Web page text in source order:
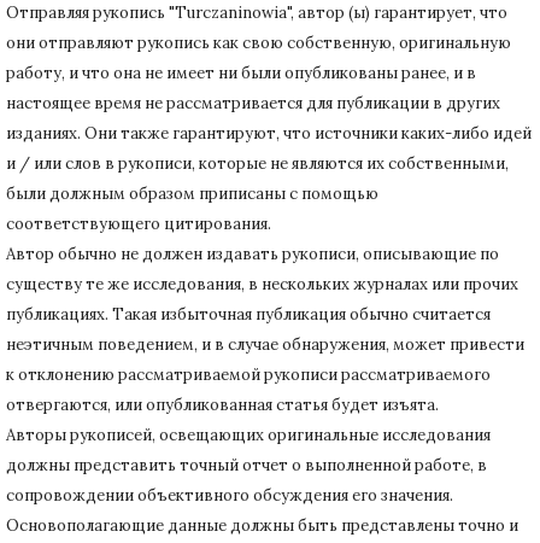
Отправляя рукопись "Turczaninowia", автор (ы) гарантирует, что
они отправляют рукопись как свою собственную, оригинальную
работу, и что она не имеет ни были опубликованы ранее, и в
настоящее время не рассматривается для публикации в других
изданиях. Они также гарантируют, что источники каких-либо идей
и / или слов в рукописи, которые не являются их собственными,
были должным образом приписаны с помощью
соответствующего цитирования.
Автор обычно не должен издавать рукописи, описывающие по
существу те же исследования, в нескольких журналах или прочих
публикациях. Такая избыточная публикация обычно считается
неэтичным поведением, и в случае обнаружения, может привести
к отклонению рассматриваемой рукописи рассматриваемого
отвергаются, или опубликованная статья будет изъята.
Авторы рукописей, освещающих оригинальные исследования
должны представить точный отчет о выполненной работе, в
сопровождении объективного обсуждения его значения.
Основополагающие данные должны быть представлены точно и